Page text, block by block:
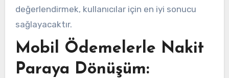
değerlendirmek, kullanıcılar için en iyi sonucu
sağlayacaktır.
Mobil Ödemelerle Nakit
Paraya Dönüşüm: